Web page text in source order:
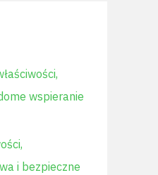
wspieranie
i bezpieczne